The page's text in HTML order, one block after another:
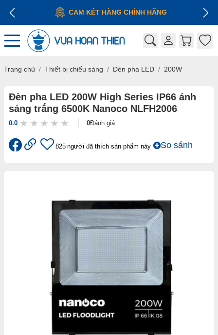
CAM KẾT HÀNG CHÍNH HÃNG
Trang chủ Thiết bị chiếu sáng Đèn pha LED 200W
Đèn pha LED 200W High Series IP66 ánh
sáng trắng 6500K Nanoco NLFH2006
0.0 0Đánh giá
825 người đã thích sản phẩm này So sánh